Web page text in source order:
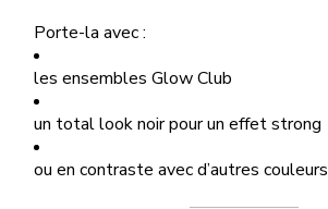
Porte-la avec :
les ensembles Glow Club
un total look noir pour un effet strong
ou en contraste avec d’autres couleurs